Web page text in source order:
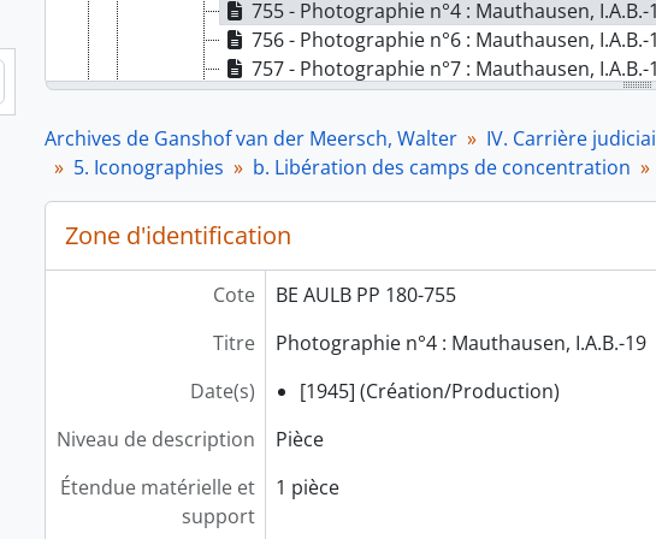
Rechercher
755 - Photographie n°4 : Mauthausen, I.A.B.-
756 - Photographie n°6 : Mauthausen, I.A.B.-
757 - Photographie n°7 : Mauthausen, I.A.B.-
758 - Photographie n°8 : Mauthausen, A.B.I.-
759 - Photographie n°9 : Mauthausen, A.B.I.-6
760 - Photographie n°10 : Mauthausen,
761 - Photographie n°13 : Mauthausen, I.A.B.-5
762 - Photographie n°14 : Paulus Jean,
763 - Photographie n°26 : Un détenu belge
764 - Photographie n°32 : potence de la
765 - Photographie n°36 : amas de cadavres
766 - Photographie n°37 : Un des wagons
767 - Photographie n°38 : Mauthausen, I.A.B.-8
768 - Photographie n°39 : Mauthausen, I.A.B.-
770 - Photographie n°42 : Mauthausen, I.A.B.-
771 - Photographie n°43 : Mauthausen, A.B.I.-3
772 - Photographie n°45 : Camp de
773 - Photographie n°46 : Les Belges libérés à
Archives de Ganshof van der Meersch, Walter IV. Carrière
5. Iconographies
b. Libération des camps de concentration
Zone d'identification
Cote
BE AULB PP 180-755
Titre
Photographie n°4 : Mauthausen, I.A.B.-19
Date(s)
[1945] (Création/Production)
Niveau de description
Pièce
Étendue matérielle et
support
1 pièce